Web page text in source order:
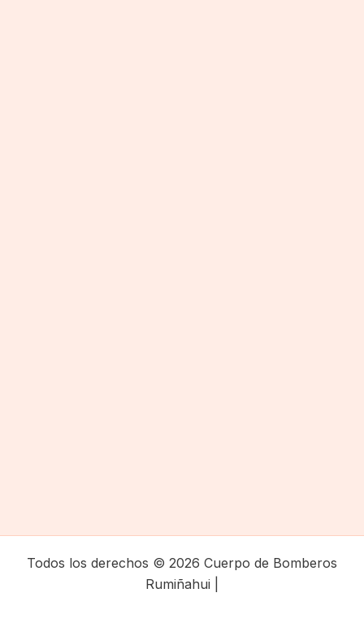
Todos los derechos © 2026 Cuerpo de Bomberos
Rumiñahui |